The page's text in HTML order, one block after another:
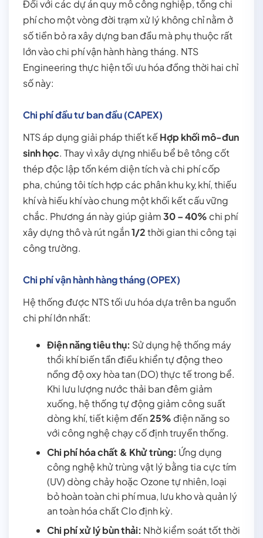
Đối với các dự án quy mô công nghiệp, tổng chi
phí cho một vòng đời trạm xử lý không chỉ nằm ở
số tiền bỏ ra xây dựng ban đầu mà phụ thuộc rất
lớn vào chi phí vận hành hàng tháng. NTS
Engineering thực hiện tối ưu hóa đồng thời hai chỉ
số này:
Chi phí đầu tư ban đầu (CAPEX)
NTS áp dụng giải pháp thiết kếHợp khối mô-đun
sinh học. Thay vì xây dựng nhiều bể bê tông cốt
thép độc lập tốn kém diện tích và chi phí cốp
pha, chúng tôi tích hợp các phân khu kỵ khí, thiếu
khí và hiếu khí vào chung một khối kết cấu vững
chắc. Phương án này giúp giảm30 – 40% chi phí
xây dựng thô và rút ngắn1/2thời gian thi công tại
công trường.
Chi phí vận hành hàng tháng (OPEX)
Hệ thống được NTS tối ưu hóa dựa trên ba nguồn
chi phí lớn nhất:
Điện năng tiêu thụ: Sử dụng hệ thống máy
thổi khí biến tần điều khiển tự động theo
nồng độ oxy hòa tan (DO) thực tế trong bể.
Khi lưu lượng nước thải ban đêm giảm
xuống, hệ thống tự động giảm công suất
dòng khí, tiết kiệm đến25% điện năng so
với công nghệ chạy cố định truyền thống.
Chi phí hóa chất & Khử trùng: Ứng dụng
công nghệ khử trùng vật lý bằng tia cực tím
(UV) dòng chảy hoặc Ozone tự nhiên, loại
bỏ hoàn toàn chi phí mua, lưu kho và quản lý
an toàn hóa chất Clo định kỳ.
Chi phí xử lý bùn thải: Nhờ kiểm soát tốt thời